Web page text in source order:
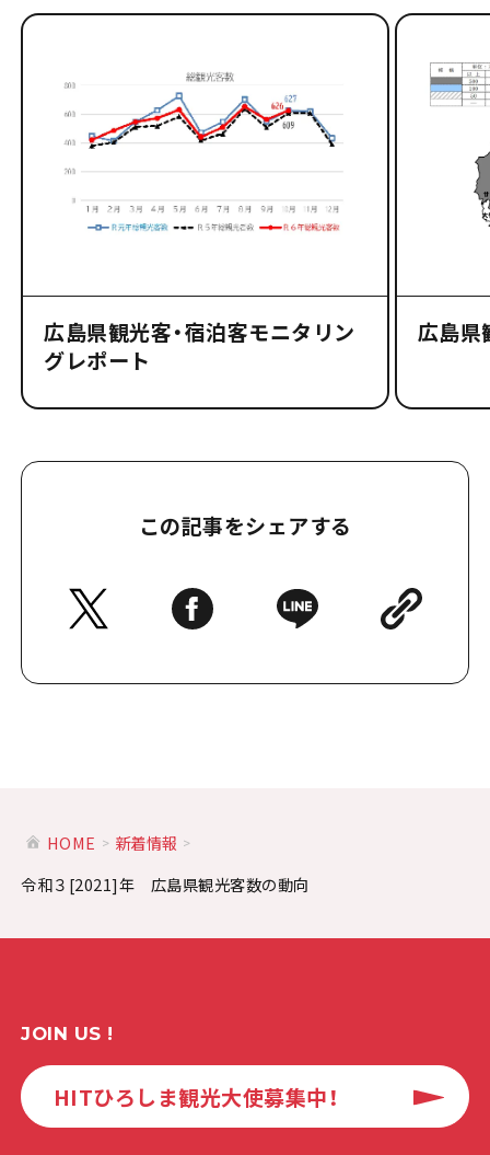
広島県観光客・宿泊客モニタリン
グレポート
広島県
この記事をシェアする
HOME
新着情報
令和３[2021]年 広島県観光客数の動向
JOIN US !
HITひろしま観光大使募集中！